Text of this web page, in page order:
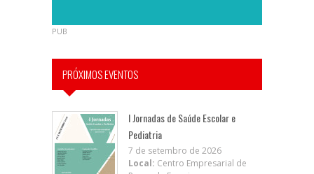
PUB
PRÓXIMOS EVENTOS
I Jornadas de Saúde Escolar e
Pediatria
7 de setembro de 2026
Local: Centro Empresarial de